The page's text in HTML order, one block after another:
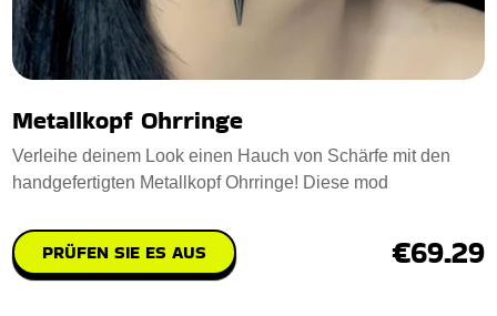
Metallkopf Ohrringe
Verleihe deinem Look einen Hauch von Schärfe mit den
handgefertigten Metallkopf Ohrringe! Diese mod
PRÜFEN SIE ES AUS €69.29